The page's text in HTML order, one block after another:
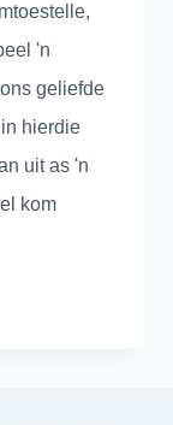
'n
geliefde
hierdie
​​uit as 'n
kom